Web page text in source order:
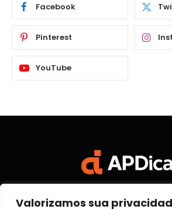
Valorizamos sua
Facebook
Pinterest
YouTube